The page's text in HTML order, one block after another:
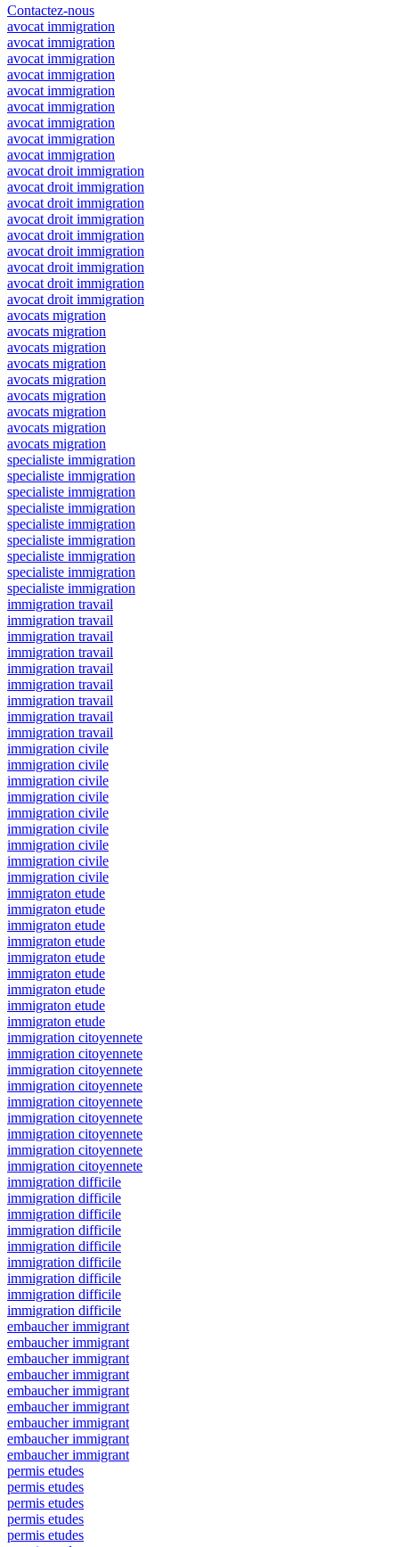
Contactez-nous
avocat immigration
avocat immigration
avocat immigration
avocat immigration
avocat immigration
avocat immigration
avocat immigration
avocat immigration
avocat immigration
avocat droit immigration
avocat droit immigration
avocat droit immigration
avocat droit immigration
avocat droit immigration
avocat droit immigration
avocat droit immigration
avocat droit immigration
avocat droit immigration
avocats migration
avocats migration
avocats migration
avocats migration
avocats migration
avocats migration
avocats migration
avocats migration
avocats migration
specialiste immigration
specialiste immigration
specialiste immigration
specialiste immigration
specialiste immigration
specialiste immigration
specialiste immigration
specialiste immigration
specialiste immigration
immigration travail
immigration travail
immigration travail
immigration travail
immigration travail
immigration travail
immigration travail
immigration travail
immigration travail
immigration civile
immigration civile
immigration civile
immigration civile
immigration civile
immigration civile
immigration civile
immigration civile
immigration civile
immigraton etude
immigraton etude
immigraton etude
immigraton etude
immigraton etude
immigraton etude
immigraton etude
immigraton etude
immigraton etude
immigration citoyennete
immigration citoyennete
immigration citoyennete
immigration citoyennete
immigration citoyennete
immigration citoyennete
immigration citoyennete
immigration citoyennete
immigration citoyennete
immigration difficile
immigration difficile
immigration difficile
immigration difficile
immigration difficile
immigration difficile
immigration difficile
immigration difficile
immigration difficile
embaucher immigrant
embaucher immigrant
embaucher immigrant
embaucher immigrant
embaucher immigrant
embaucher immigrant
embaucher immigrant
embaucher immigrant
embaucher immigrant
permis etudes
permis etudes
permis etudes
permis etudes
permis etudes